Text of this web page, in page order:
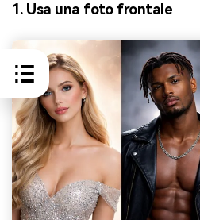
1. Usa una foto frontale